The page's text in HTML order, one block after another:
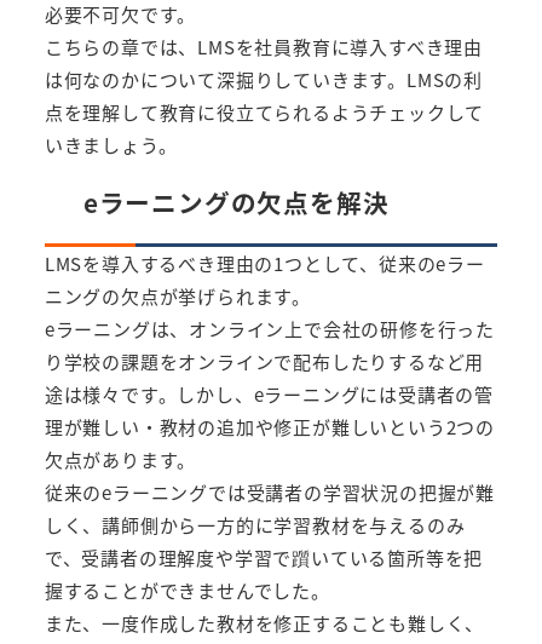
必要不可欠です。
こちらの章では、LMSを社員教育に導入すべき理由
は何なのかについて深掘りしていきます。LMSの利
点を理解して教育に役立てられるようチェックして
いきましょう。
eラーニングの欠点を解決
LMSを導入するべき理由の1つとして、従来のeラー
ニングの欠点が挙げられます。
eラーニングは、オンライン上で会社の研修を行った
り学校の課題をオンラインで配布したりするなど用
途は様々です。しかし、eラーニングには受講者の管
理が難しい・教材の追加や修正が難しいという2つの
欠点があります。
従来のeラーニングでは受講者の学習状況の把握が難
しく、講師側から一方的に学習教材を与えるのみ
で、受講者の理解度や学習で躓いている箇所等を把
握することができませんでした。
また、一度作成した教材を修正することも難しく、